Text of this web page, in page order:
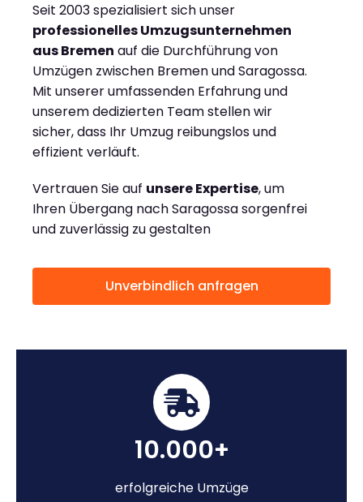
Seit 2003 spezialisiert sich unser
professionelles Umzugsunternehmen
aus Bremen auf die Durchführung von
Umzügen zwischen Bremen und Saragossa.
Mit unserer umfassenden Erfahrung und
unserem dedizierten Team stellen wir
sicher, dass Ihr Umzug reibungslos und
effizient verläuft.
Vertrauen Sie auf unsere Expertise, um
Ihren Übergang nach Saragossa sorgenfrei
und zuverlässig zu gestalten
Unverbindlich anfragen
10.000+
erfolgreiche Umzüge